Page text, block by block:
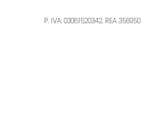
P. IVA: 03081520342. REA 356950